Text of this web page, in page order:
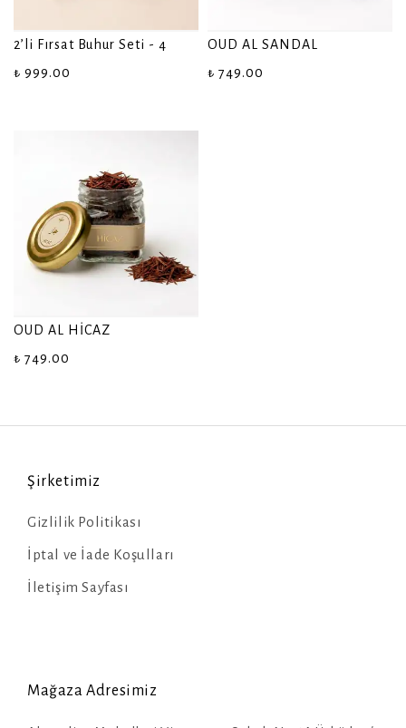
2’li Fırsat Buhur Seti - 4
₺ 999.00
OUD AL SANDAL
₺ 749.00
OUD AL HİCAZ
₺ 749.00
Şirketimiz
Gizlilik Politikası
İptal ve İade Koşulları
İletişim Sayfası
Mağaza Adresimiz